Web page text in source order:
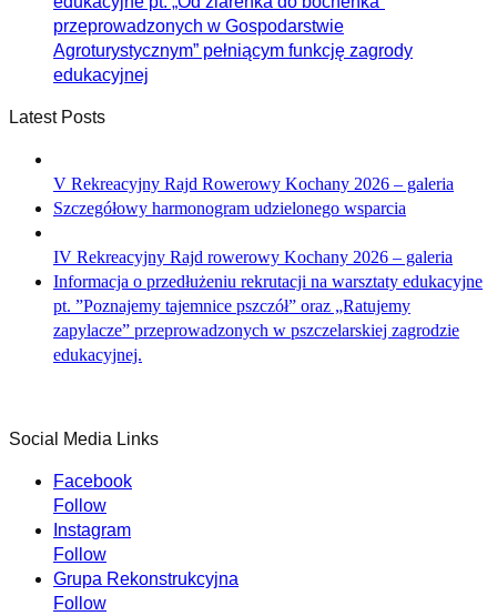
przeprowadzonych w Gospodarstwie
Agroturystycznym” pełniącym funkcję zagrody
edukacyjnej
Latest Posts
V Rekreacyjny Rajd Rowerowy Kochany 2026 – galeria
Szczegółowy harmonogram udzielonego wsparcia
IV Rekreacyjny Rajd rowerowy Kochany 2026 – galeria
Informacja o przedłużeniu rekrutacji na warsztaty edukacyjne
pt. ”Poznajemy tajemnice pszczół” oraz „Ratujemy
zapylacze” przeprowadzonych w pszczelarskiej zagrodzie
edukacyjnej.
Social Media Links
Facebook
Follow
Instagram
Follow
Grupa Rekonstrukcyjna
Follow